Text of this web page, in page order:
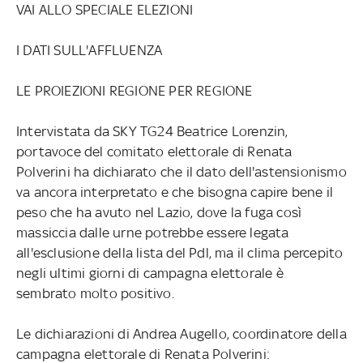
VAI ALLO SPECIALE ELEZIONI
I DATI SULL'AFFLUENZA
LE PROIEZIONI REGIONE PER REGIONE
Intervistata da SKY TG24 Beatrice Lorenzin,
portavoce del comitato elettorale di Renata
Polverini ha dichiarato che il dato dell'astensionismo
va ancora interpretato e che bisogna capire bene il
peso che ha avuto nel Lazio, dove la fuga così
massiccia dalle urne potrebbe essere legata
all'esclusione della lista del Pdl, ma il clima percepito
negli ultimi giorni di campagna elettorale è
sembrato molto positivo.
Le dichiarazioni di Andrea Augello, coordinatore della
campagna elettorale di Renata Polverini: